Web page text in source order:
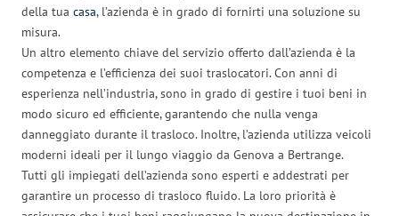
della tua casa, l’azienda è in grado di fornirti una soluzione su
misura.
Un altro elemento chiave del servizio offerto dall’azienda è la
competenza e l’efficienza dei suoi traslocatori. Con anni di
esperienza nell’industria, sono in grado di gestire i tuoi beni in
modo sicuro ed efficiente, garantendo che nulla venga
danneggiato durante il trasloco. Inoltre, l’azienda utilizza veicoli
moderni ideali per il lungo viaggio da Genova a Bertrange.
Tutti gli impiegati dell’azienda sono esperti e addestrati per
garantire un processo di trasloco fluido. La loro priorità è